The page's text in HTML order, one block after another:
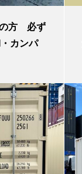
の方 必ず
カンパ